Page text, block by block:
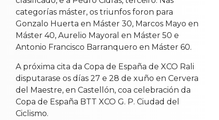
categorías máster, os triunfos foron para
Gonzalo Huerta en Máster 30, Marcos Mayo en
Máster 40, Aurelio Mayoral en Máster 50 e
Antonio Francisco Barranquero en Máster 60.
A próxima cita da Copa de España de XCO Rali
disputarase os días 27 e 28 de xuño en Cervera
del Maestre, en Castellón, coa celebración da
Copa de España BTT XCO G. P. Ciudad del
Ciclismo.